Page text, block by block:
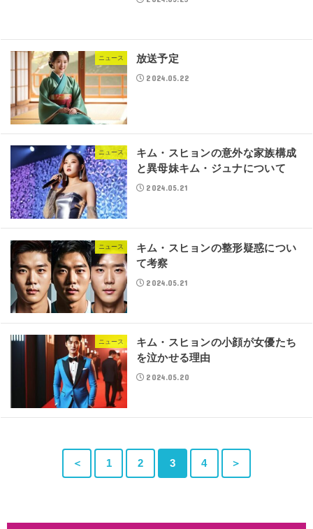
ニュース 放送予定
2024.05.22
ニュース
キム・スヒョンの意外な家族構成
と異母妹キム・ジュナについて
2024.05.21
ニュース
キム・スヒョンの整形疑惑につい
て考察
2024.05.21
ニュース
キム・スヒョンの小顔が女優たち
を泣かせる理由
2024.05.20
＜ 1 2 3 4 ＞